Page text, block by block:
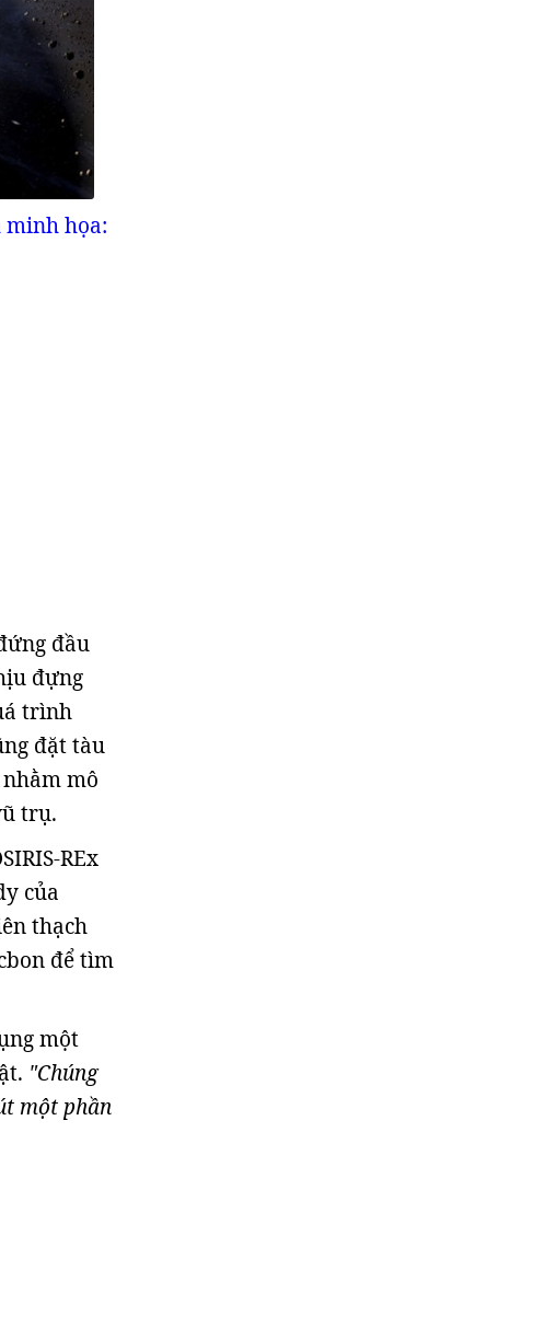
minh họa:
đầu
đựng
trình
đặt tàu
mô
trụ.
REx
của
thạch
để tìm
một
"Chúng
một phần